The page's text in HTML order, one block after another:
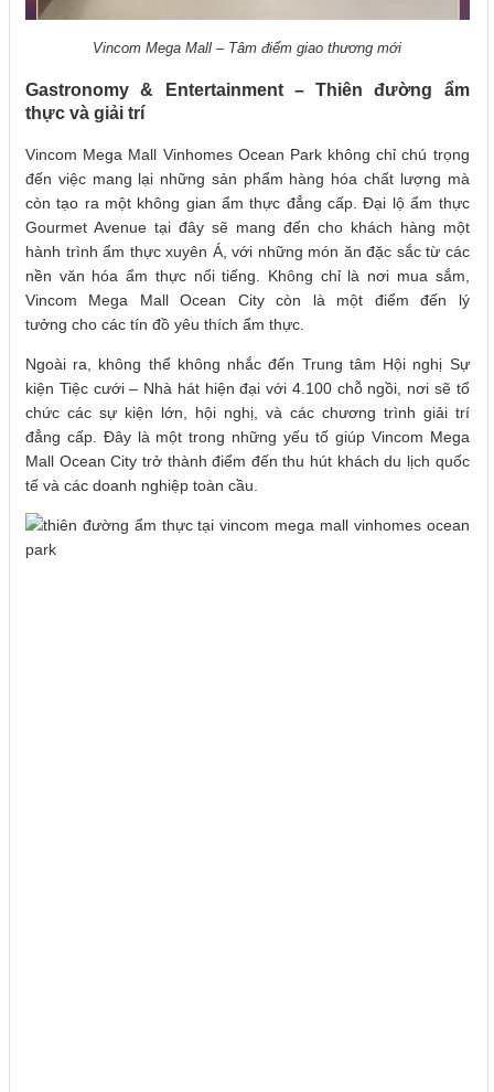
Vincom Mega Mall – Tâm điểm giao thương mới
Gastronomy & Entertainment – Thiên đường ẩm
thực và giải trí
Vincom Mega Mall Vinhomes Ocean Park không chỉ chú trọng
đến việc mang lại những sản phẩm hàng hóa chất lượng mà
còn tạo ra một không gian ẩm thực đẳng cấp. Đại lộ ẩm thực
Gourmet Avenue tại đây sẽ mang đến cho khách hàng một
hành trình ẩm thực xuyên Á, với những món ăn đặc sắc từ các
nền văn hóa ẩm thực nổi tiếng. Không chỉ là nơi mua sắm,
Vincom Mega Mall Ocean City còn là một điểm đến lý
tưởng cho các tín đồ yêu thích ẩm thực.
Ngoài ra, không thể không nhắc đến Trung tâm Hội nghị Sự
kiện Tiệc cưới – Nhà hát hiện đại với 4.100 chỗ ngồi, nơi sẽ tổ
chức các sự kiện lớn, hội nghị, và các chương trình giải trí
đẳng cấp. Đây là một trong những yếu tố giúp Vincom Mega
Mall Ocean City trở thành điểm đến thu hút khách du lịch quốc
tế và các doanh nghiệp toàn cầu.